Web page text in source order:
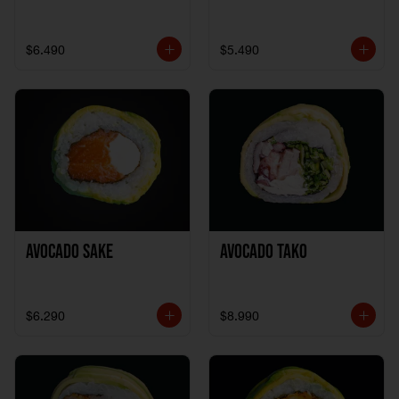
$6.490 $5.490
Avocado Sake
$6.290
Avocado Tako
$8.990